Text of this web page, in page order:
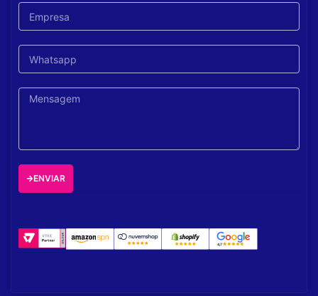
ENVIAR